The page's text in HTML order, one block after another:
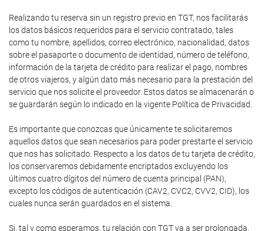
Realizando tu reserva sin un registro previo en TGT, nos facilitarás
los datos básicos requeridos para el servicio contratado, tales
como tu nombre, apellidos, correo electrónico, nacionalidad, datos
sobre el pasaporte o documento de identidad, número de teléfono,
información de la tarjeta de crédito para realizar el pago, nombres
de otros viajeros, y algún dato más necesario para la prestación del
servicio que nos solicite el proveedor. Estos datos se almacenarán o
se guardarán según lo indicado en la vigente Política de Privacidad.
Es importante que conozcas que únicamente te solicitaremos
aquellos datos que sean necesarios para poder prestarte el servicio
que nos has solicitado. Respecto a los datos de tu tarjeta de crédito,
los conservaremos debidamente encriptados excluyendo los
últimos cuatro dígitos del número de cuenta principal (PAN),
excepto los códigos de autenticación (CAV2, CVC2, CVV2, CID), los
cuales nunca serán guardados en el sistema.
Si, tal y como esperamos, tu relación con TGT va a ser prolongada,